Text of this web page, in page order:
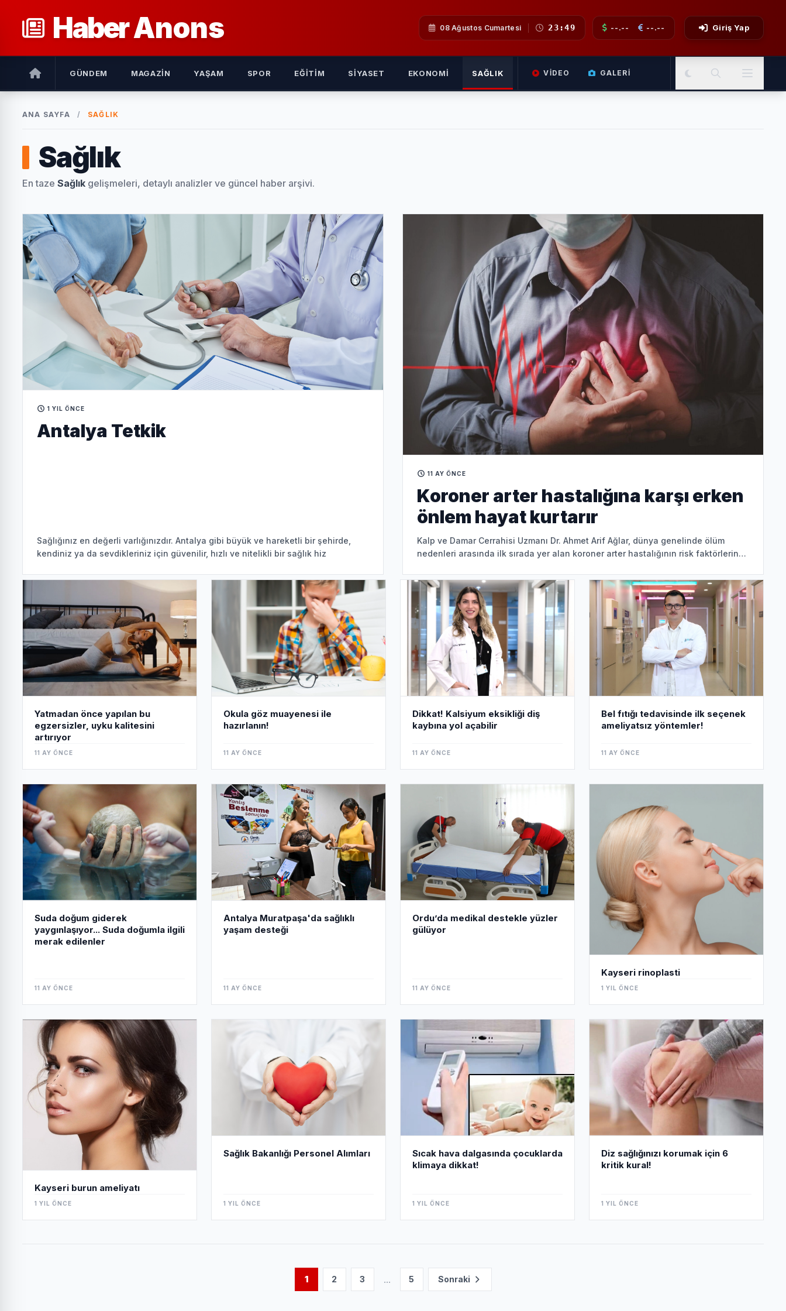
HaberAnons 08 Ağustos Cumartesi 23:49 --.-- --.-- Giriş Yap
GÜNDEM MAGAZIN YAŞAM SPOR EĞITIM SIYASET EKONOMI SAĞLIK VIDEO GALERI
ANA SAYFA / SAĞLIK
Sağlık
En taze Sağlık gelişmeleri, detaylı analizler ve güncel haber arşivi.
1 YIL ÖNCE
Antalya Tetkik
Sağlığınız en değerli varlığınızdır. Antalya gibi büyük ve hareketli bir şehirde,
kendiniz ya da sevdikleriniz için güvenilir, hızlı ve nitelikli bir sağlık hiz
11 AY ÖNCE
Koroner arter hastalığına karşı erken
önlem hayat kurtarır
Kalp ve Damar Cerrahisi Uzmanı Dr. Ahmet Arif Ağlar, dünya genelinde ölüm
nedenleri arasında ilk sırada yer alan koroner arter hastalığının risk faktörlerine
Yatmadan önce yapılan bu
egzersizler, uyku kalitesini
artırıyor
11 AY ÖNCE
Okula göz muayenesi ile
hazırlanın!
11 AY ÖNCE
Dikkat! Kalsiyum eksikliği diş
kaybına yol açabilir
11 AY ÖNCE
Bel fıtığı tedavisinde ilk seçenek
ameliyatsız yöntemler!
11 AY ÖNCE
Suda doğum giderek
yaygınlaşıyor... Suda doğumla ilgili
merak edilenler
11 AY ÖNCE
Antalya Muratpaşa'da sağlıklı
yaşam desteği
11 AY ÖNCE
Ordu’da medikal destekle yüzler
gülüyor
11 AY ÖNCE
Kayseri rinoplasti
1 YIL ÖNCE
Kayseri burun ameliyatı
1 YIL ÖNCE
Sağlık Bakanlığı Personel Alımları
1 YIL ÖNCE
Sıcak hava dalgasında çocuklarda
klimaya dikkat!
1 YIL ÖNCE
Diz sağlığınızı korumak için 6
kritik kural!
1 YIL ÖNCE
1 2 3 ... 5 Sonraki